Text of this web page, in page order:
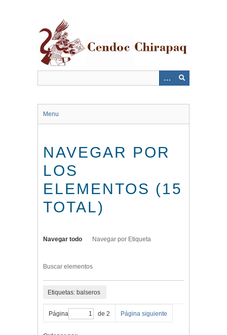
Menu
NAVEGAR POR
LOS
ELEMENTOS (15
TOTAL)
Navegar todo Navegar por Etiqueta
Buscar elementos
Etiquetas: balseros
Página de 2 Página siguiente